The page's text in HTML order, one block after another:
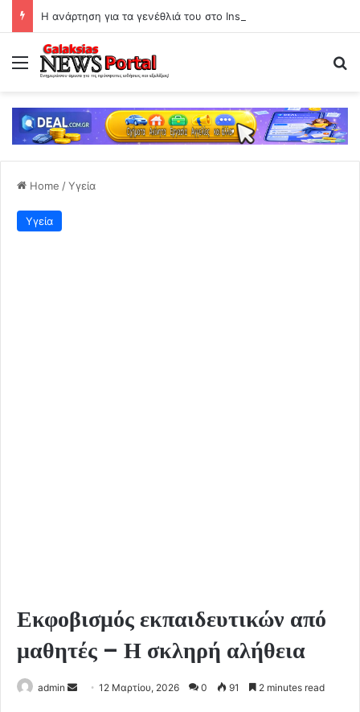
Η ανάρτηση για τα γενέθλιά του στο Instagram
Menu
Home /Υγεία
Υγεία
Εκφοβισμός εκπαιδευτικών από
μαθητές – Η σκληρή αλήθεια
admin
Send12 Μαρτίου, 2026 0 91 2 minutes read